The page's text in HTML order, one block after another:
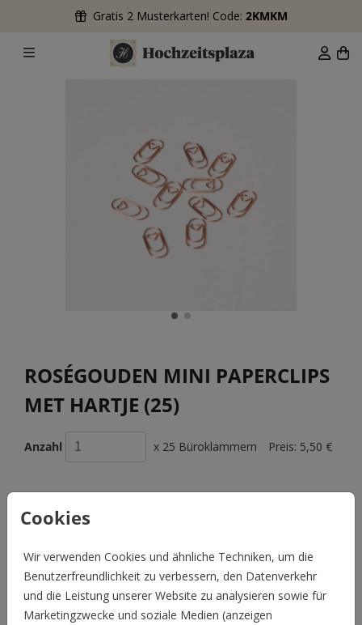
Gratis 2 Musterkarten! Code: 2KMKM
Cookies
Wir verwenden Cookies und ähnliche Techniken, um die
Benutzerfreundlichkeit zu verbessern, den Datenverkehr
und die Leistung unserer Website zu analysieren sowie für
Marketingzwecke und soziale Medien (anzeigen
ROSÉGOUDEN MINI PAPERCLIPS
MET HARTJE (25)
Anzahl x 25 Büroklammern Preis: 5,50 €
BESCHREIBUNG
0,9 cm (breedte) x 2 cm (lengte).
Preis:5,50 € für 25 Büroklammern